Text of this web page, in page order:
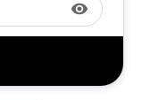
visibility